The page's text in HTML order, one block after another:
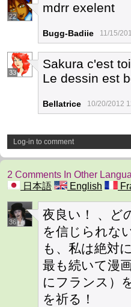
22
mdrr exelent
Bugg-Badiie 11/15/
33
Sakura c'est
Le dessin est
Bellatrice 10/20/2012
Log-in to comment
2 Comments In Other
日本語
English
36
夜良い！ 、ど
を信じられな
も、私は絶対
最も続いて漫
にフランス）
を祈る！